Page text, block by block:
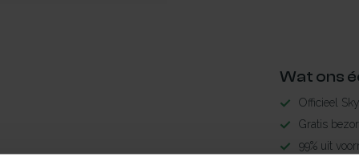
Wat ons
Officieel
Gratis
99% uit